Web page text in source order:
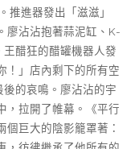
推進器發出「滋滋」
廖沾沾抱著蒜泥缸、K-
醋狂的醋罐機器人發
！」店內剩下的所有空
後的哀鳴。廖沾沾的宇
，拉開了帷幕。《平行
巨大的陰影籠罩著：